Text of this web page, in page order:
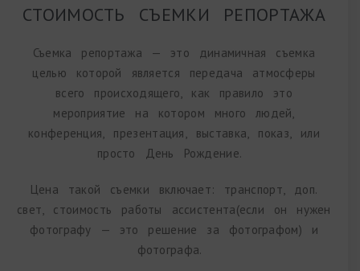
СТОИМОСТЬ СЪЕМКИ РЕПОРТАЖА
Съемка репортажа — это динамичная съемка
целью которой является передача атмосферы
всего происходящего, как правило это
мероприятие на котором много людей,
конференция, презентация, выставка, показ, или
просто День Рождение.
Цена такой съемки включает: транспорт, доп.
свет, стоимость работы ассистента(если он нужен
фотографу — это решение за фотографом) и
фотографа.